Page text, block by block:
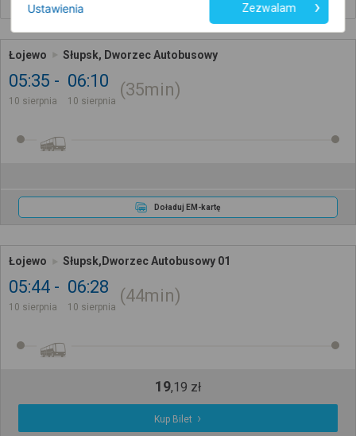
Łojewo Słupsk, Dworzec Autobusowy
05:35
10 sierpnia
06:10
10 sierpnia
35min
Doładuj EM-kartę
Łojewo Słupsk,Dworzec Autobusowy 01
05:44
10 sierpnia
06:28
10 sierpnia
44min
19,19 zł
Kup Bilet
Ustawienia Zezwalam